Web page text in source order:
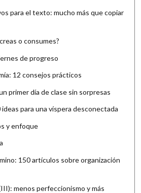
para el texto: mucho más que copiar
o consumes?
de progreso
12 consejos prácticos
primer día de clase sin sorpresas
para una víspera desconectada
y enfoque
150 artículos sobre organización
menos perfeccionismo y más